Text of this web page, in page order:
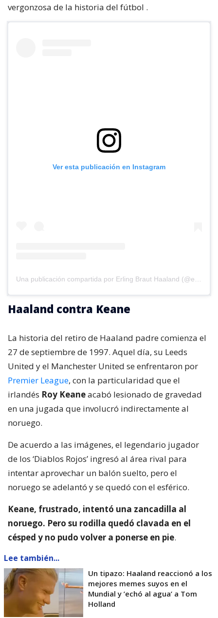
vergonzosa de la historia del fútbol .
Ver esta publicación en Instagram
Una publicación compartida por Erling Braut Haaland (@erling)
Haaland contra Keane
La historia del retiro de Haaland padre comienza el
27 de septiembre de 1997. Aquel día, su Leeds
United y el Manchester United se enfrentaron por
Premier League, con la particularidad que el
irlandés Roy Keaneacabó lesionado de gravedad
en una jugada que involucró indirectamente al
noruego.
De acuerdo a las imágenes, el legendario jugador
de los ‘Diablos Rojos’ ingresó al área rival para
intentar aprovechar un balón suelto, pero el
noruego se adelantó y se quedó con el esférico.
Keane, frustrado, intentó una zancadilla al
noruego. Pero su rodilla quedó clavada en el
césped y no pudo volver a ponerse en pie.
Lee también...
Un tipazo: Haaland reaccionó a los
mejores memes suyos en el
Mundial y ’echó al agua’ a Tom
Holland